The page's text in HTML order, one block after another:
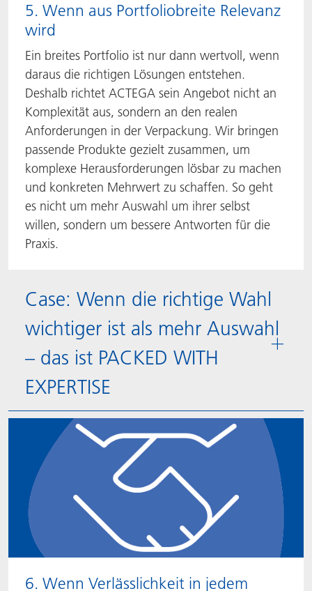
5. Wenn aus Portfoliobreite Relevanz
wird
Ein breites Portfolio ist nur dann wertvoll, wenn
daraus die richtigen Lösungen entstehen.
Deshalb richtet ACTEGA sein Angebot nicht an
Komplexität aus, sondern an den realen
Anforderungen in der Verpackung. Wir bringen
passende Produkte gezielt zusammen, um
komplexe Herausforderungen lösbar zu machen
und konkreten Mehrwert zu schaffen. So geht
es nicht um mehr Auswahl um ihrer selbst
willen, sondern um bessere Antworten für die
Praxis.
Case: Wenn die richtige Wahl
wichtiger ist als mehr Auswahl
– das ist PACKED WITH
EXPERTISE
6. Wenn Verlässlichkeit in jedem